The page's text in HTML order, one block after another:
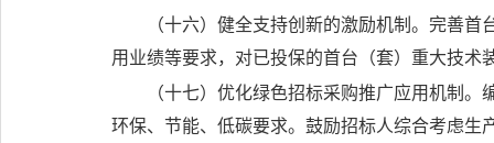
（十六）健全支持创新的激励机制。 完善首
用业绩等要求，对已投保的首台（套）重大技
（十七）优化绿色招标采购推广应用机制。
环保、节能、低碳要求。鼓励招标人综合考虑生